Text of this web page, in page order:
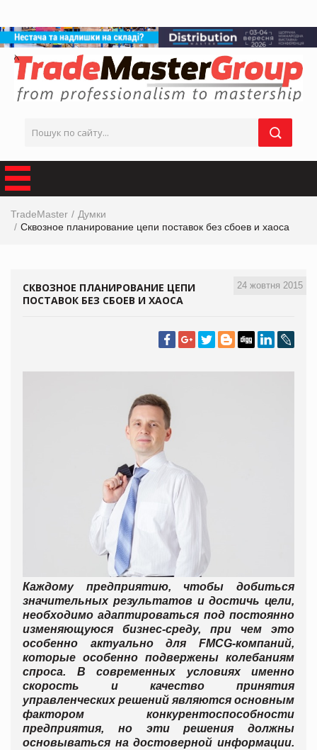
TradeMaster
Думки
Сквозное планирование цепи поставок без сбоев и хаоса
24 жовтня 2015
СКВОЗНОЕ ПЛАНИРОВАНИЕ ЦЕПИ
ПОСТАВОК БЕЗ СБОЕВ И ХАОСА
Каждому предприятию, чтобы добиться
значительных результатов и достичь цели,
необходимо адаптироваться под постоянно
изменяющуюся бизнес-среду, при чем это
особенно актуально для FMCG-компаний,
которые особенно подвержены колебаниям
спроса. В современных условиях именно
скорость и качество принятия
управленческих решений являются основным
фактором конкурентоспособности
предприятия, но эти решения должны
основываться на достоверной информации.